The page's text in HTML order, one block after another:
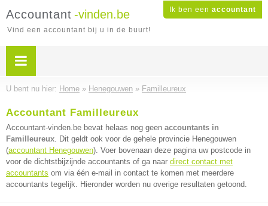
Ik ben een accountant
Accountant -vinden.be
Vind een accountant bij u in de buurt!
U bent nu hier: Home » Henegouwen » Familleureux
Accountant Familleureux
Accountant-vinden.be bevat helaas nog geen accountants in
Familleureux. Dit geldt ook voor de gehele provincie Henegouwen
(accountant Henegouwen). Voer bovenaan deze pagina uw postcode in
voor de dichtstbijzijnde accountants of ga naar direct contact met
accountants om via één e-mail in contact te komen met meerdere
accountants tegelijk. Hieronder worden nu overige resultaten getoond.